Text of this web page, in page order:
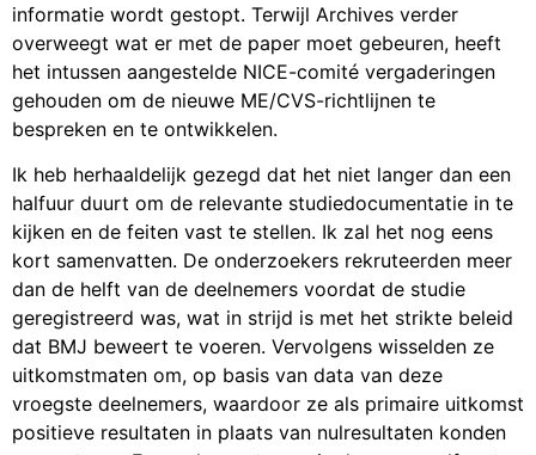
informatie wordt gestopt. Terwijl Archives verder
overweegt wat er met de paper moet gebeuren, heeft
het intussen aangestelde NICE-comité vergaderingen
gehouden om de nieuwe ME/CVS-richtlijnen te
bespreken en te ontwikkelen.
Ik heb herhaaldelijk gezegd dat het niet langer dan een
halfuur duurt om de relevante studiedocumentatie in te
kijken en de feiten vast te stellen. Ik zal het nog eens
kort samenvatten. De onderzoekers rekruteerden meer
dan de helft van de deelnemers voordat de studie
geregistreerd was, wat in strijd is met het strikte beleid
dat BMJ beweert te voeren. Vervolgens wisselden ze
uitkomstmaten om, op basis van data van deze
vroegste deelnemers, waardoor ze als primaire uitkomst
positieve resultaten in plaats van nulresultaten konden